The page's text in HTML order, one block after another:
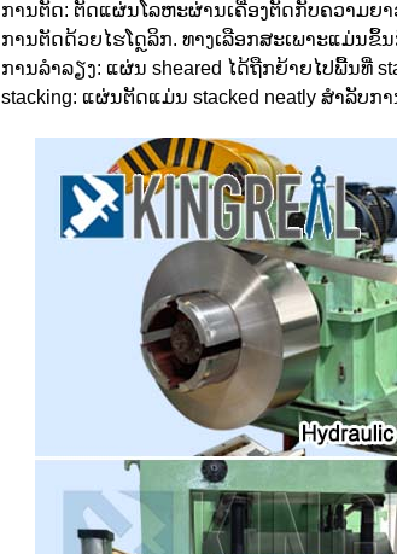
ການຕັດ: ຕັດແຜ່ນໂລຫະຜ່ານເຄື່ອງຕັດກັບຄວາມ
ການຕັດດ້ວຍໄຮໂດຼລິກ. ທາງເລືອກສະເພາະແມ່ນ
ການລໍາລຽງ: ແຜ່ນ sheared ໄດ້ຖືກຍ້າຍໄປພື້ນທີ່
stacking: ແຜ່ນຕັດແມ່ນ stacked neatly ສໍາລັບກ